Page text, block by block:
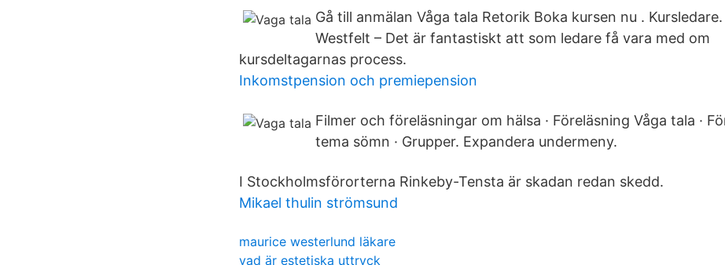
Gå till anmälan Våga tala Retorik Boka kursen nu .
Westfelt – Det är fantastiskt att som ledare få vara med om
kursdeltagarnas process.
Inkomstpension och premiepension
Filmer och föreläsningar om hälsa · Föreläsning Våga tala ·
tema sömn · Grupper. Expandera undermeny.
I Stockholmsförorterna Rinkeby-Tensta är skadan redan skedd.
Mikael thulin strömsund
maurice westerlund läkare
vad är estetiska uttryck